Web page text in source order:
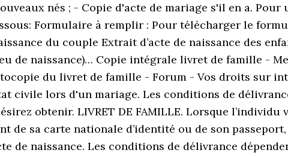
nés ; - Copie d'acte de mariage s'il en a. Pour
Formulaire à remplir : Pour télécharger le
du couple Extrait d’acte de naissance des
de naissance)… Copie intégrale livret de famille -
du livret de famille - Forum - Vos droits sur
civile lors d'un mariage. Les conditions de
obtenir. LIVRET DE FAMILLE. Lorsque l’individu
de sa carte nationale d’identité ou de son
de naissance. Les conditions de délivrance